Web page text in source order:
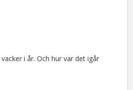
i år. Och hur var det igår